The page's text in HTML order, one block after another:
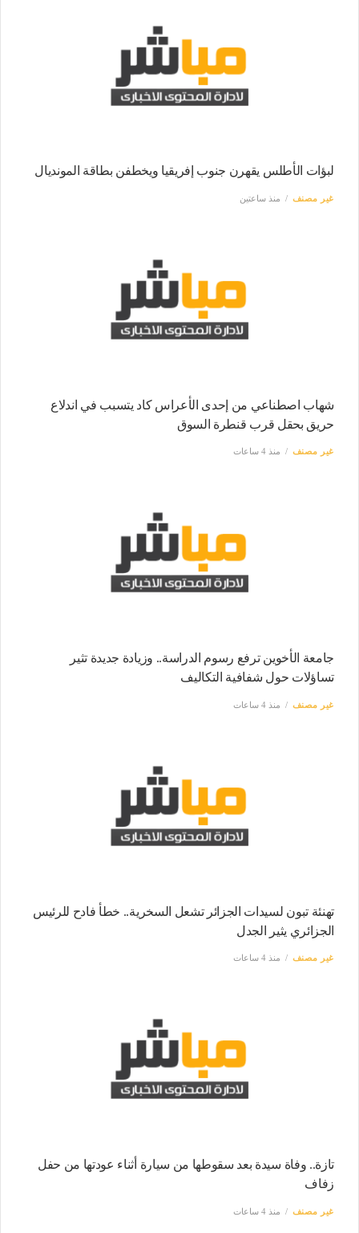
لبؤات الأطلس يقهرن جنوب إفريقيا ويخطفن بطاقة المونديال
غير مصنف منذ ساعتين
شهاب اصطناعي من إحدى الأعراس كاد يتسبب في اندلاع
حريق بحقل قرب قنطرة السوق
غير مصنف منذ 4 ساعات
جامعة الأخوين ترفع رسوم الدراسة.. وزيادة جديدة تثير
تساؤلات حول شفافية التكاليف
غير مصنف منذ 4 ساعات
تهنئة تبون لسيدات الجزائر تشعل السخرية.. خطأ فادح للرئيس
الجزائري يثير الجدل
غير مصنف منذ 4 ساعات
تازة.. وفاة سيدة بعد سقوطها من سيارة أثناء عودتها من حفل
زفاف
غير مصنف منذ 4 ساعات